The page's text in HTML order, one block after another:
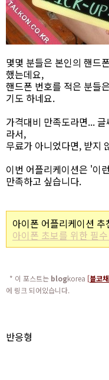
몇몇 분들은 본인의 핸드
했는데요,
핸드폰 번호를 적은 분들
기도 하네요.
가격대비 만족도라면...
라서,
무료가 아니었다면, 받지
이번 어플리케이션은 '이
만족하고 싶습니다.
아이폰 어플리케이션 추
아이폰 초보를 위한 필
* 이 포스트는 blogkorea [블코
에 링크 되어있습니다.
반응형